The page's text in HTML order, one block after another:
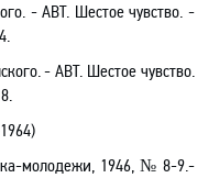
.- АВТ. Шестое чувство. -
.- АВТ. Шестое чувство.
молодежи, 1946, № 8-9.-